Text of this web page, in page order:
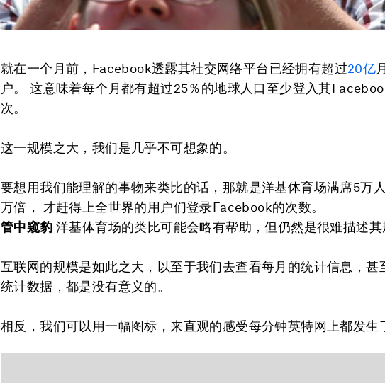
就在一个月前，Facebook透露其社交网络平台已经拥有超过20亿
户。 这意味着每个月都有超过25％的地球人口至少登入其
次。
这一规模之大，我们是几乎不可想象的。
要想用我们能理解的事物来类比的话，那就是洋基体育场满席5万
万倍， 才赶得上全世界的用户们登录Facebook的次数。
管中窥豹 洋基体育场的类比可能会略有帮助，但仍然是很难描述其
互联网的规模是如此之大，以至于我们去查看每月的统计信息，甚
统计数据，都是没有意义的。
相反，我们可以用一幅图标，来直观的感受每分钟英特网上都发生